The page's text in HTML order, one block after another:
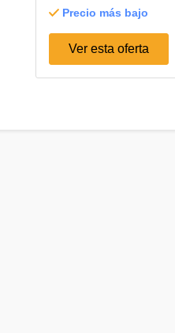
Precio más bajo
Ver esta oferta